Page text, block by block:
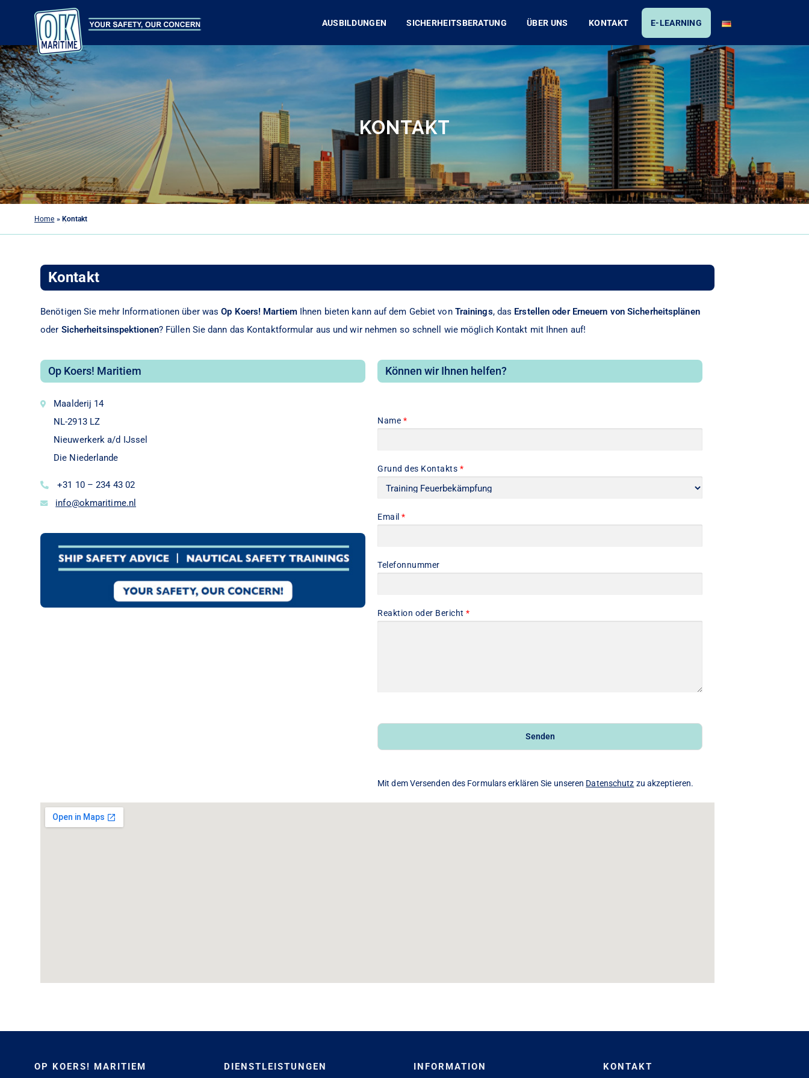
AUSBILDUNGEN SICHERHEITSBERATUNG ÜBER UNS KONTAKT E-LEARNING
KONTAKT
Home » Kontakt
Kontakt
Benötigen Sie mehr Informationen über wasOp Koers! MartiemIhnen bieten kann auf dem Gebiet von Trainings, das Erstellen oder Erneuern von Sicherheitsplänen
oder Sicherheitsinspektionen? Füllen Sie dann das Kontaktformular aus und wir nehmen so schnell wie möglich Kontakt mit Ihnen auf!
Op Koers! Maritiem
Maalderij 14
NL-2913 LZ
Nieuwerkerk a/d IJssel
Die Niederlande
+31 10 – 234 43 02
info@okmaritime.nl
Können wir Ihnen helfen?
Name *
Grund des Kontakts *
Email *
Telefonnummer
Reaktion oder Bericht *
Senden
Mit dem Versenden des Formulars erklären Sie unseren Datenschutz zu akzeptieren.
OP KOERS! MARITIEM DIENSTLEISTUNGEN INFORMATION KONTAKT